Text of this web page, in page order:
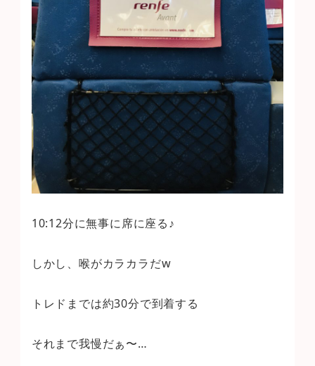
10:12分に無事に席に座る♪
しかし、喉がカラカラだw
トレドまでは約30分で到着する
それまで我慢だぁ〜…